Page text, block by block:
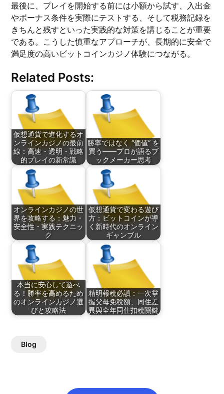
最後に、プレイを開始する前には小額から試す、入出金
やボーナス条件を実際にテストする、そして税務記録を
きちんと残すといった実践的な対策を講じることが重要
である。こうした慎重なアプローチが、長期的に安全で
満足度の高いビットコインカジノ体験につながる。
Related Posts:
仮想通貨で進化するオ
ンラインカジノの最前
線：高速・透明・戦略
的プレイの新常識
勝率ではなく “価値” を
買う——プロが語るブ
ックメーカー思考
オンラインカジノの世
界を攻略する：魅力・
安全性・実践テクニッ
ク
仮想通貨で変わる遊び
方：ビットコインが導
く新時代のオンライン
ギャンブル
本当に安心して遊べ
る！勝率を高めるため
のオンラインカジノ選
びと攻略法
精明報稅必讀：一次掌
握父母免稅額、同住差
異與全年同住扣稅關鍵
Blog